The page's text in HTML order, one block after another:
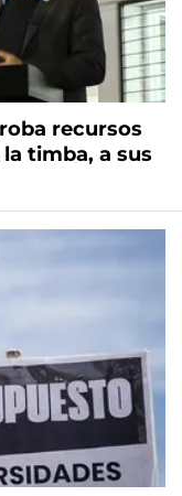
recursos
timba, a sus